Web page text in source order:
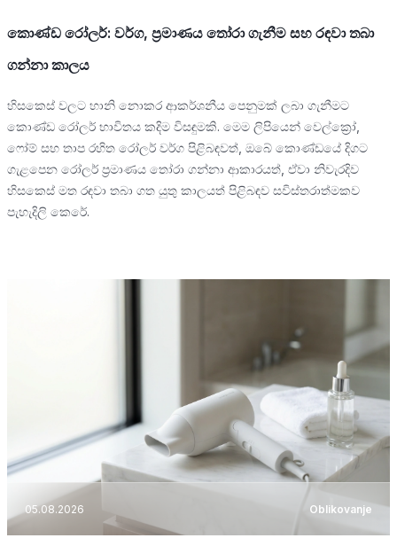
කොණ්ඩ රෝලර්: වර්ග, ප්‍රමාණය තෝරා ගැනීම සහ රඳවා තබා
ගන්නා කාලය
හිසකෙස් වලට හානි නොකර ආකර්ශනීය පෙනුමක් ලබා ගැනීමට
කොණ්ඩ රෝලර් භාවිතය කදිම විසඳුමකි. මෙම ලිපියෙන් වෙල්ක්‍රෝ,
ෆෝම් සහ තාප රහිත රෝලර් වර්ග පිළිබඳවත්, ඔබේ කොණ්ඩයේ දිගට
ගැළපෙන රෝලර් ප්‍රමාණය තෝරා ගන්නා ආකාරයත්, ඒවා නිවැරදිව
හිසකෙස් මත රඳවා තබා ගත යුතු කාලයත් පිළිබඳව සවිස්තරාත්මකව
පැහැදිලි කෙරේ.
05.08.2026 Oblikovanje